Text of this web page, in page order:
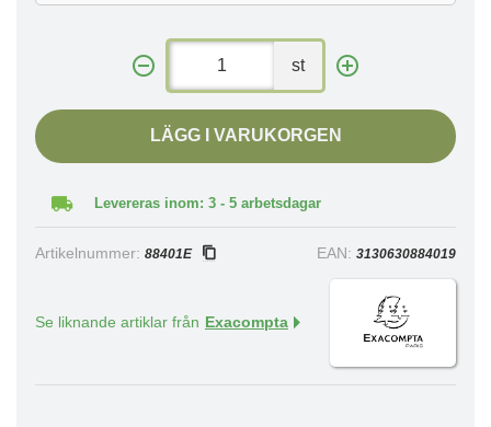
st
LÄGG I VARUKORGEN
Levereras inom: 3 - 5 arbetsdagar
Artikelnummer: 88401E EAN: 3130630884019
Se liknande artiklar från Exacompta